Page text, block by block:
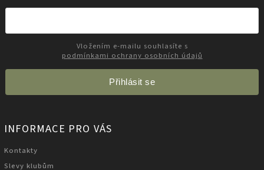
podmínkami ochrany osobních údajů
Přihlásit se
INFORMACE PRO VÁS
Kontakty
Slevy klubům